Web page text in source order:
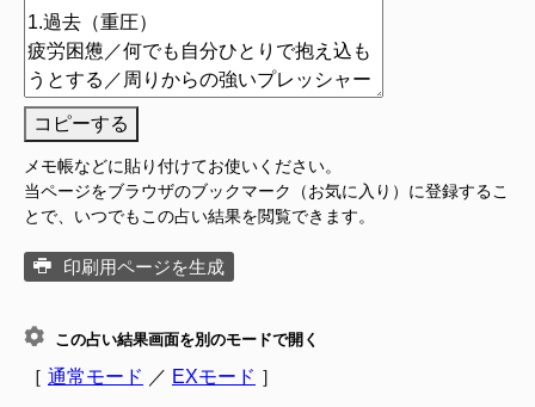
コピーする
メモ帳などに貼り付けてお使いください。
当ページをブラウザのブックマーク（お気に入り）に登録するこ
とで、いつでもこの占い結果を閲覧できます。
印刷用ページを生成
この占い結果画面を別のモードで開く
［ 通常モード ／ EXモード ］